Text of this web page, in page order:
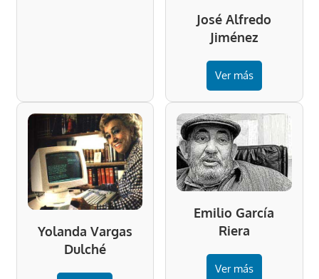
José Alfredo
Jiménez
Ver más
Yolanda Vargas
Dulché
Emilio García
Riera
Ver más